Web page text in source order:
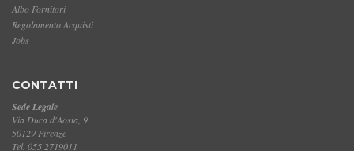
Albo Fornitori
Regolamento Acquisti
Jobs
CONTATTI
Sede Legale
Via Duca d'Aosta, 9
50129 Firenze
Tel. 055 2719011